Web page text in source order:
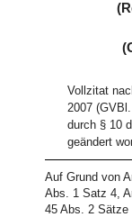
Vollzitat
2007
durch § 10
geändert
Auf Grund von
Abs. 1 Satz 4,
45 Abs. 2